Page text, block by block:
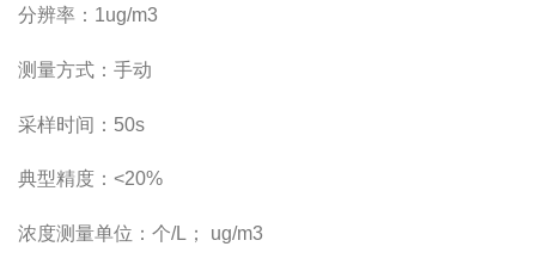
分辨率：1ug/m3
测量方式：手动
采样时间：50s
典型精度：<20%
浓度测量单位：个/L； ug/m3